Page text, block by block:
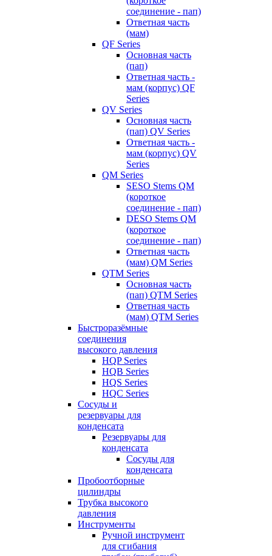
соединение - пап)
Ответная часть
(мам)
QF Series
Основная часть
(пап)
Ответная часть -
мам (корпус) QF
Series
QV Series
Основная часть
(пап) QV Series
Ответная часть -
мам (корпус) QV
Series
QM Series
SESO Stems QM
(короткое
соединение - пап)
DESO Stems QM
(короткое
соединение - пап)
Ответная часть
(мам) QM Series
QTM Series
Основная часть
(пап) QTM Series
Ответная часть
(мам) QTM Series
Быстроразёмные
соединения
высокого давления
HQP Series
HQB Series
HQS Series
HQC Series
Сосуды и
резервуары для
конденсата
Резервуары для
конденсата
Сосуды для
конденсата
Пробоотборные
цилиндры
Трубка высокого
давления
Инструменты
Ручной инструмент
для сгибания